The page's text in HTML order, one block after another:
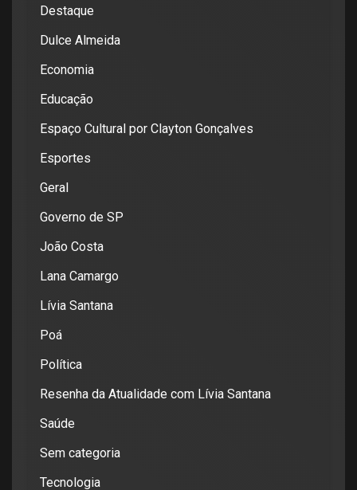
Destaque
Dulce Almeida
Economia
Educação
Espaço Cultural por Clayton Gonçalves
Esportes
Geral
Governo de SP
João Costa
Lana Camargo
Lívia Santana
Poá
Política
Resenha da Atualidade com Lívia Santana
Saúde
Sem categoria
Tecnologia